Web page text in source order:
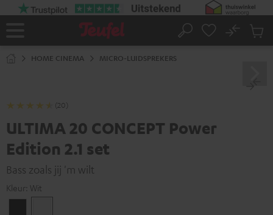
Home
Zoeken
No
HOME CINEMA MICRO-LUIDSPREKERS
(20)
ULTIMA 20 CONCEPT Power
Edition 2.1 set
Bass zoals jij 'm wilt
Kleur: Wit